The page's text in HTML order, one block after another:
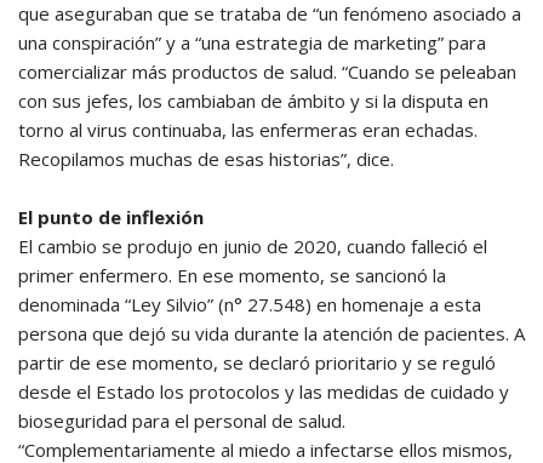
que aseguraban que se trataba de “un fenómeno asociado a
una conspiración” y a “una estrategia de marketing” para
comercializar más productos de salud. “Cuando se peleaban
con sus jefes, los cambiaban de ámbito y si la disputa en
torno al virus continuaba, las enfermeras eran echadas.
Recopilamos muchas de esas historias”, dice.
El punto de inflexión
El cambio se produjo en junio de 2020, cuando falleció el
primer enfermero. En ese momento, se sancionó la
denominada “Ley Silvio” (n° 27.548) en homenaje a esta
persona que dejó su vida durante la atención de pacientes. A
partir de ese momento, se declaró prioritario y se reguló
desde el Estado los protocolos y las medidas de cuidado y
bioseguridad para el personal de salud.
“Complementariamente al miedo a infectarse ellos mismos,